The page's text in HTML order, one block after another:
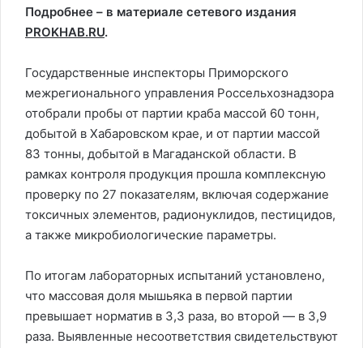
Подробнее – в материале сетевого издания
PROKHAB.RU.
Государственные инспекторы Приморского
межрегионального управления Россельхознадзора
отобрали пробы от партии краба массой 60 тонн,
добытой в Хабаровском крае, и от партии массой
83 тонны, добытой в Магаданской области. В
рамках контроля продукция прошла комплексную
проверку по 27 показателям, включая содержание
токсичных элементов, радионуклидов, пестицидов,
а также микробиологические параметры.
По итогам лабораторных испытаний установлено,
что массовая доля мышьяка в первой партии
превышает норматив в 3,3 раза, во второй — в 3,9
раза. Выявленные несоответствия свидетельствуют